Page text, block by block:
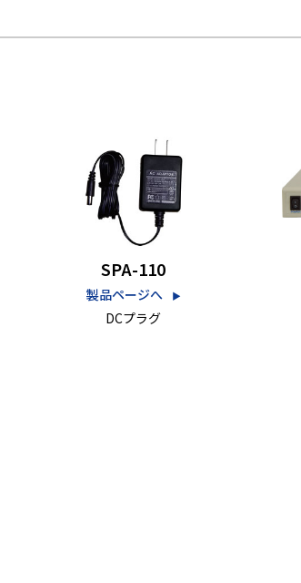
SPA-110
製品ページへ ▶︎
DCプラグ